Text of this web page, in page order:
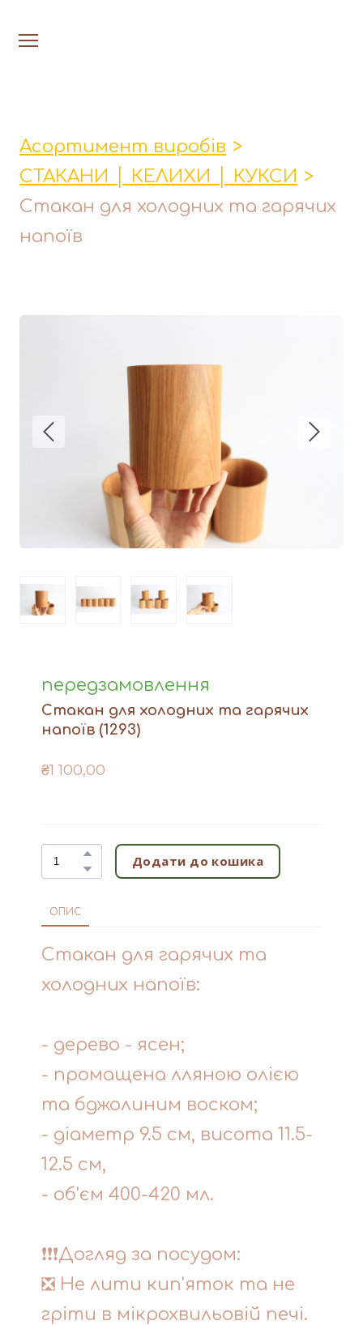
Лавки│Табурети│Столи
Вази
Фігури й статуетки
Догляд за виробами
Доставка та оплата
Контакти
Асортимент виробів
СТАКАНИ │ КЕЛИХИ │ КУКСИ
Стакан для холодних та гарячих
напоїв
передзамовлення
Стакан для холодних та гарячих
напоїв (1293)
₴1 100,00
Додати до кошика
ОПИС
Стакан для гарячих та
холодних напоїв:
- дерево - ясен;
- промащена лляною олією
та бджолиним воском;
- діаметр 9.5 см, висота 11.5-
12.5 см,
- об'єм 400-420 мл.
❗❗❗Догляд за посудом:
❎ Не лити кип'яток та не
гріти в мікрохвильовій печі.